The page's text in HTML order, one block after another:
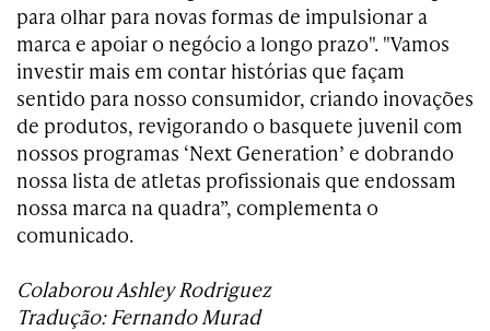
para olhar para novas formas de impulsionar a
marca e apoiar o negócio a longo prazo". "Vamos
investir mais em contar histórias que façam
sentido para nosso consumidor, criando inovações
de produtos, revigorando o basquete juvenil com
nossos programas ‘Next Generation’ e dobrando
nossa lista de atletas profissionais que endossam
nossa marca na quadra”, complementa o
comunicado.
Colaborou Ashley Rodriguez
Tradução: Fernando Murad